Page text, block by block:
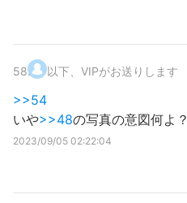
58. 以下、VIPがお送りします
>>54
いや>>48の写真の意図何よ？
2023/09/05 02:22:04